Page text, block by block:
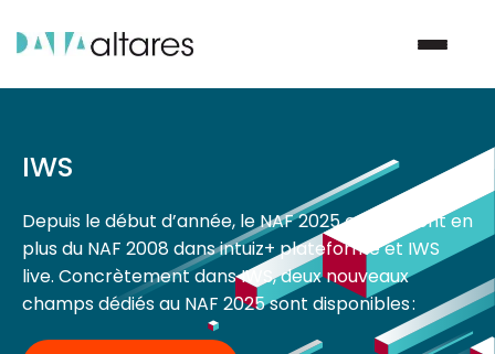
Vos enjeux
Nos solutions
IWS
Depuis le début d’année, le NAF 2025 est présent en
plus du NAF 2008 dans intuiz+ plateforme et IWS
live. Concrètement dans IWS, deux nouveaux
champs dédiés au NAF 2025 sont disponibles :